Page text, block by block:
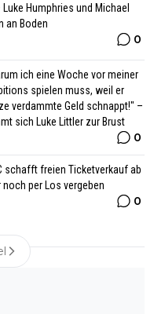
Humphries und Michael
an Boden
0
ich eine Woche vor meiner
spielen muss, weil er
verdammte Geld schnappt!" –
sich Luke Littler zur Brust
0
schafft freien Ticketverkauf ab
per Los vergeben
0